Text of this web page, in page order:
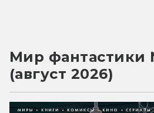
Мир фантастики
(август 2026)